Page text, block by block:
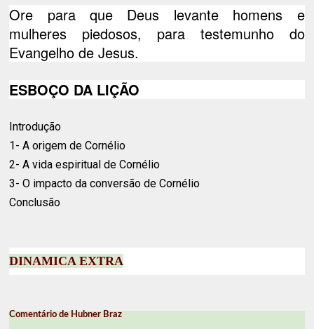
Ore para que Deus levante homens e
mulheres piedosos, para testemunho do
Evangelho de Jesus.
ESBOÇO DA LIÇÃO
Introdução
1- A origem de Cornélio
2- A vida espiritual de Cornélio
3- O impacto da conversão de Cornélio
Conclusão
DINAMICA EXTRA
Comentário de Hubner Braz